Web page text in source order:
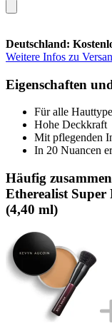
Deutschland:
Weitere Infos zu
Eigenschaften
Für alle
Hohe Deckkraft
Mit pflegenden
In 20 Nuancen
Häufig
Etherealist
(4,40 ml)